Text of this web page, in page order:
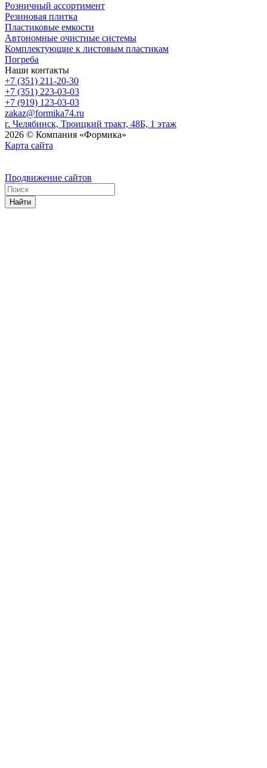
Розничный ассортимент
Резиновая плитка
Пластиковые емкости
Автономные очистные системы
Комплектующие к листовым пластикам
Погреба
Наши контакты
+7 (351) 211-20-30
+7 (351) 223-03-03
+7 (919) 123-03-03
zakaz@formika74.ru
г. Челябинск, Троицкий тракт, 48Б, 1 этаж
2026 © Компания «Формика»
Карта сайта
Продвижение сайтов
Найти